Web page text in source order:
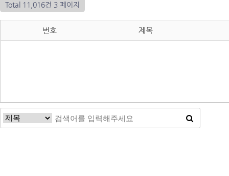
Total 11,016건 3 페이지
번호 제목